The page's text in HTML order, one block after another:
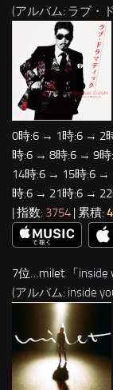
(アルバム: ラブ・
0時:6 → 1時:6 → 2
時:6 → 8時:6 → 9
14時:6 → 15時:6
時:6 → 21時:6 →
| 指数: 3754 | 累積:
7位…milet 「inside
(アルバム: inside